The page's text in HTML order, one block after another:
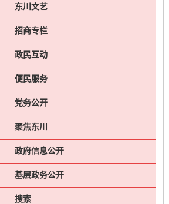
东川文艺
招商专栏
政民互动
便民服务
党务公开
聚焦东川
政府信息公开
基层政务公开
搜索